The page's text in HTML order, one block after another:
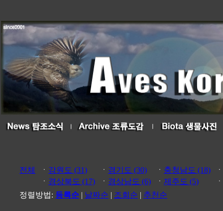
전체 ㆍ 강원도 (31) ㆍ 경기도 (30) ㆍ 충청남도 (18)
ㆍ
ㆍ 경상북도 (17) ㆍ 경상남도 (6) ㆍ 제주도 (5)
ㆍ
정렬방법: 등록순 | 날짜순 | 조회순 | 추천순